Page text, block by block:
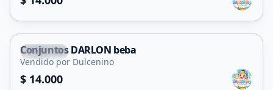
Capital
Conjuntos DARLON beba
Vendido por Dulcenino
$ 14.000